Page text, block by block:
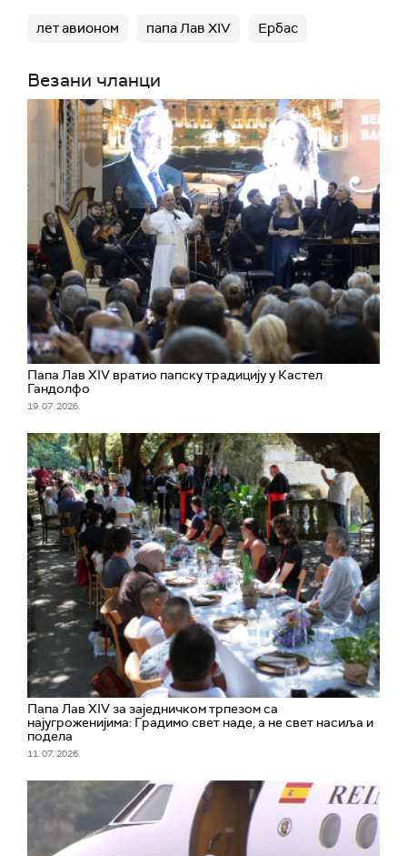
лет авионом папа Лав XIV Ербас
Везани чланци
Папа Лав XIV вратио папску традицију у Кастел
Гандолфо
19. 07. 2026.
Папа Лав XIV за заједничком трпезом са
најугроженијима: Градимо свет наде, а не свет насиља и
подела
11. 07. 2026.